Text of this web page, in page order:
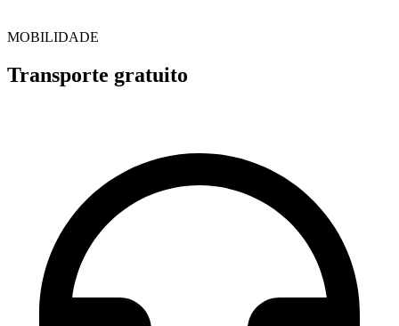
MOBILIDADE
Transporte gratuito